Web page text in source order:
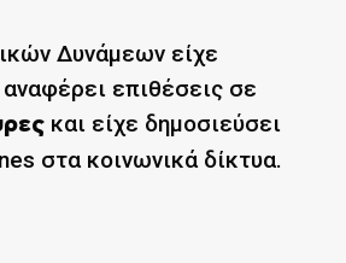
Δυνάμεων είχε
επιθέσεις σε
και είχε δημοσιεύσει
στα κοινωνικά δίκτυα.